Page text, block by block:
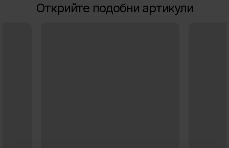
Открийте подобни артикули